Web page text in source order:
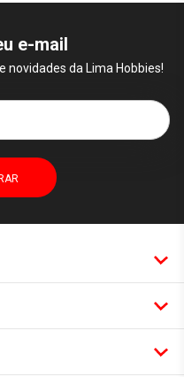
e-mail
novidades da Lima Hobbies!